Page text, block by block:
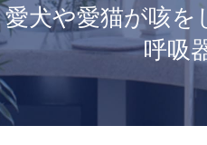
愛犬や愛猫が咳を
呼吸